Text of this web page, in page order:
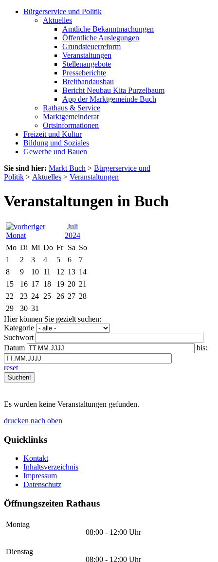
Bürgerservice und Politik
Aktuelles
Amtliche Bekanntmachungen
Öffentliche Auslegungen
Grundsteuerreform
Veranstaltungen
Stellenangebote
Presseberichte
Breitbandausbau
Bericht Neubau Kita Purzelbaum
App der Marktgemeinde Buch
Rathaus & Service
Marktgemeinderat
Ortsinformationen
Freizeit und Kultur
Bildung und Soziales
Gewerbe und Bauen
Sie sind hier: Markt Buch > Bürgerservice und
Politik > Aktuelles > Veranstaltungen
Veranstaltungen in Buch
Juli
2024
Mo Di Mi Do Fr Sa So
1
2 3 4 5 6
7
8
9 10 11 12 13 14
15
16 17 18 19 20 21
22
23 24 25 26 27 28
29
30 31
Hier können Sie gezielt suchen:
Kategorie
Suchwort
Datum
bis:
reset
Es wurden keine Veranstaltungen gefunden.
drucken nach oben
Quicklinks
Kontakt
Inhaltsverzeichnis
Impressum
Datenschutz
Öffnungszeiten Rathaus
Montag
08:00 - 12:00 Uhr
Dienstag
08:00 - 12:00 Uhr